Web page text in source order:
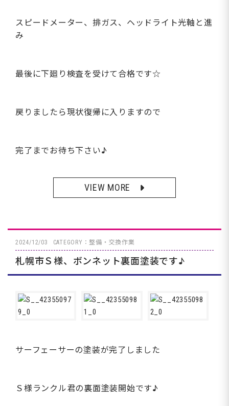
スピードメーター、排ガス、ヘッドライト光軸と進
み
最後に下廻り検査を受けて合格です☆
戻りましたら現状復帰に入りますので
完了までお待ち下さい♪
VIEW MORE
2024/12/03 CATEGORY：整備・交換作業
札幌市Ｓ様、ボンネット裏面塗装です♪
サーフェーサーの塗装が完了しました
Ｓ様ランクル君の裏面塗装開始です♪